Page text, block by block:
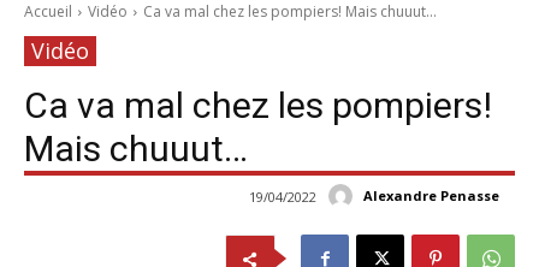
Accueil Vidéo Ca va mal chez les pompiers! Mais chuuut...
Vidéo
Ca va mal chez les pompiers!
Mais chuuut…
Alexandre Penasse
19/04/2022